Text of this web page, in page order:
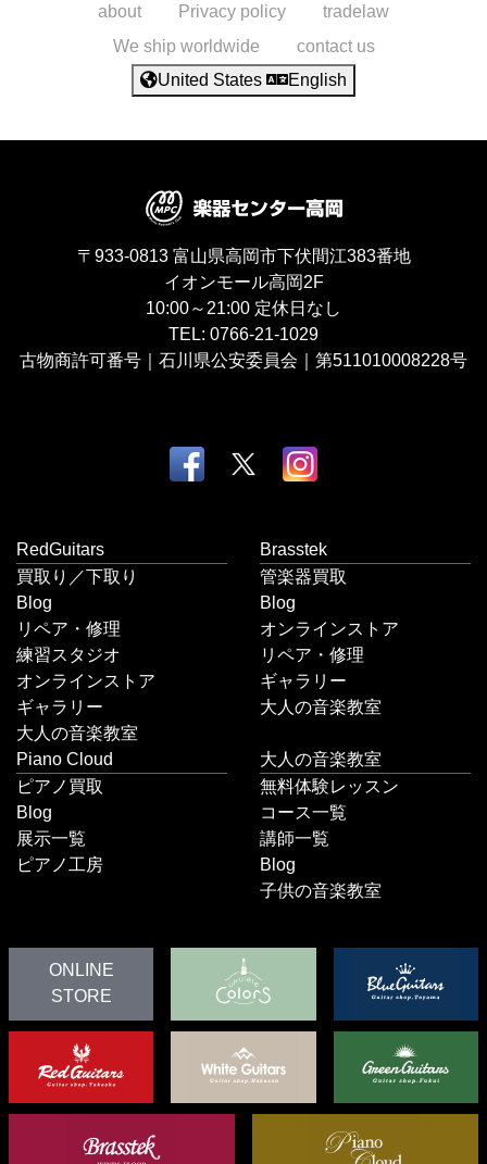
about Privacy policy
tradelaw
We ship worldwide
contact us
United States
English
〒933-0813 富山県高岡市下伏間江383番地
イオンモール高岡2F
10:00～21:00 定休日なし
TEL: 0766-21-1029
古物商許可番号｜石川県公安委員会｜第511010008228号
RedGuitars
買取り／下取り
Blog
リペア・修理
練習スタジオ
オンラインストア
ギャラリー
大人の音楽教室
Brasstek
管楽器買取
Blog
オンラインストア
リペア・修理
ギャラリー
大人の音楽教室
Piano Cloud
ピアノ買取
Blog
展示一覧
ピアノ工房
大人の音楽教室
無料体験レッスン
コース一覧
講師一覧
Blog
子供の音楽教室
ONLINE
STORE